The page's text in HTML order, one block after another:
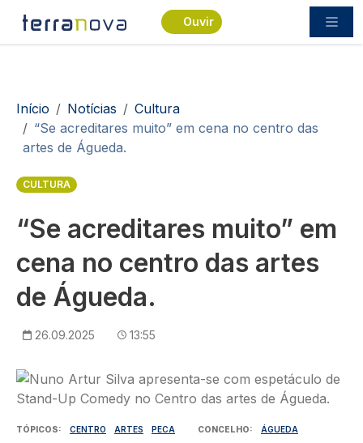
Passar para o conteúdo principal
Ouvir
Navegação estrutural
Início Notícias
Cultura
“Se acreditares muito” em cena no centro das
artes de Águeda.
CULTURA
“Se acreditares muito” em
cena no centro das artes
de Águeda.
26.09.2025 13:55
Imagem
TÓPICOS CENTRO ARTES PECA CONCELHO ÁGUEDA